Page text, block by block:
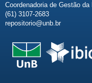
Coordenadoria de Gestão
(61) 3107-2683
repositorio@unb.br